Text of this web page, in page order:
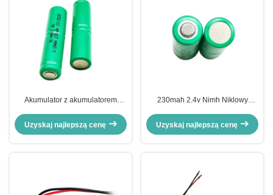
Akumulator z akumulatorem
Uzyskaj najlepszą cenę
230mah 2.4v Nimh Niklowy
wysokim cyklu
Uzyskaj najlepszą cenę